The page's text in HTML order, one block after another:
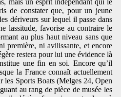
de constater que, pour un jeune
dériveurs sur lequel il passe dans
lassitude, favorise au contraire le
au plus haut niveau sans que
première, ni avilissante, et encore
restera pour lui une évidence là
une fin en soi. Encore qu’il
la France connaît actuellement
les Sports Boats (Melges 24, Open
au rang de pièce de musée les